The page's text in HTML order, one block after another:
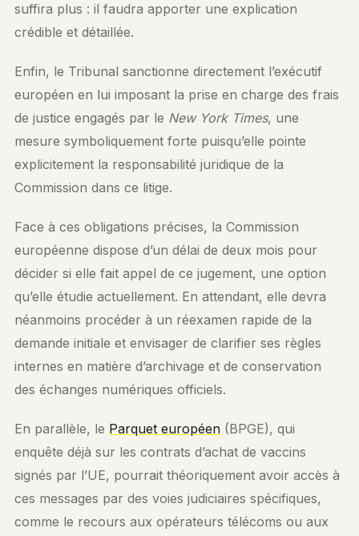
suffira plus : il faudra apporter une explication
crédible et détaillée.
Enfin, le Tribunal sanctionne directement l’exécutif
européen en lui imposant la prise en charge des frais
de justice engagés par le New York Times, une
mesure symboliquement forte puisqu’elle pointe
explicitement la responsabilité juridique de la
Commission dans ce litige.
Face à ces obligations précises, la Commission
européenne dispose d’un délai de deux mois pour
décider si elle fait appel de ce jugement, une option
qu’elle étudie actuellement. En attendant, elle devra
néanmoins procéder à un réexamen rapide de la
demande initiale et envisager de clarifier ses règles
internes en matière d’archivage et de conservation
des échanges numériques officiels.
En parallèle, le Parquet européen (BPGE), qui
enquête déjà sur les contrats d’achat de vaccins
signés par l’UE, pourrait théoriquement avoir accès à
ces messages par des voies judiciaires spécifiques,
comme le recours aux opérateurs télécoms ou aux